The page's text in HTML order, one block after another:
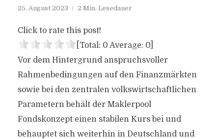
25. August 2023 2 Min. Lesedauer
Click to rate this post!
[Total: 0 Average: 0]
Vor dem Hintergrund anspruchsvoller
Rahmenbedingungen auf den Finanzmärkten
sowie bei den zentralen volkswirtschaftlichen
Parametern behält der Maklerpool
Fondskonzept einen stabilen Kurs bei und
behauptet sich weiterhin in Deutschland und